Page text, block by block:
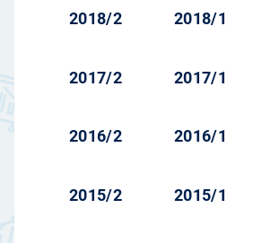
2018/2 2018/1
2017/2 2017/1
2016/2 2016/1
2015/2 2015/1